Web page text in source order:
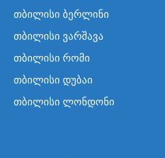
თბილისი ბერლინი
თბილისი ვარშავა
თბილისი რომი
თბილისი დუბაი
თბილისი ლონდონი